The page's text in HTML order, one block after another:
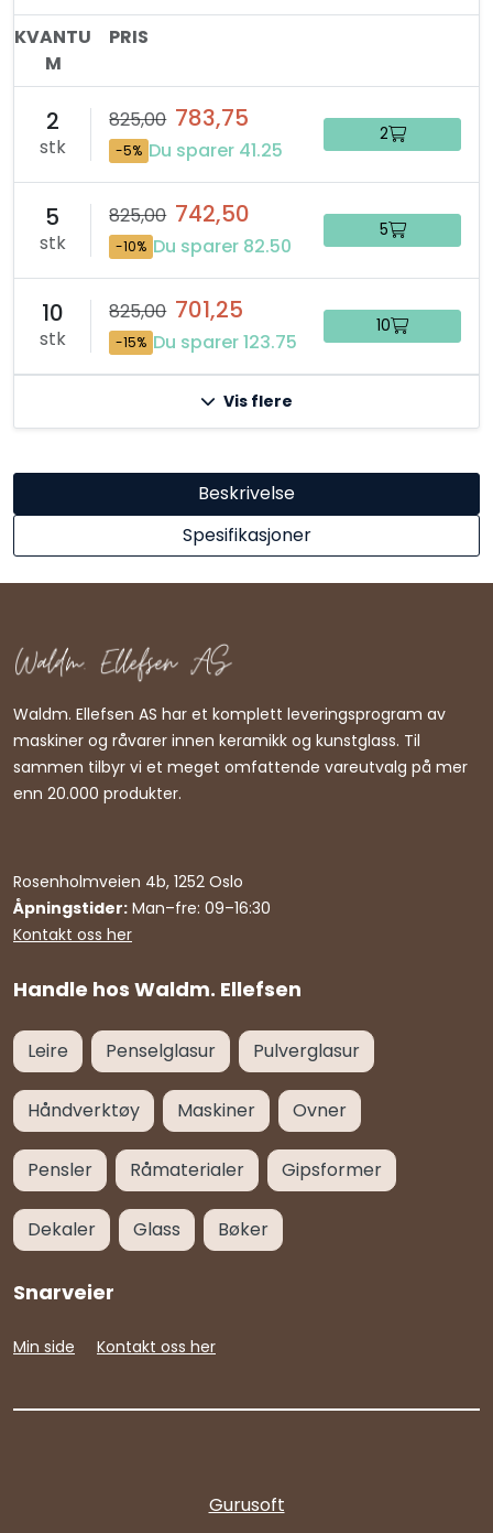
KVANTU
M
PRIS
2
stk
825,00 783,75
-5% Du sparer 41.25
2
5
stk
825,00 742,50
-10% Du sparer 82.50
5
10
stk
825,00 701,25
-15% Du sparer 123.75
10
Vis flere
Beskrivelse
Spesifikasjoner
Handle hos Waldm. Ellefsen
Waldm. Ellefsen AS har et komplett leveringsprogram av
maskiner og råvarer innen keramikk og kunstglass. Til
sammen tilbyr vi et meget omfattende vareutvalg på mer
enn 20.000 produkter.
Rosenholmveien 4b, 1252 Oslo
Åpningstider: Man–fre: 09–16:30
Kontakt oss her
Leire Penselglasur Pulverglasur
Håndverktøy Maskiner Ovner
Pensler Råmaterialer Gipsformer
Dekaler Glass Bøker
Min side Kontakt oss her
Snarveier
Gurusoft